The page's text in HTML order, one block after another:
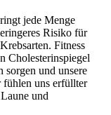
jede Menge
Risiko für
Fitness
Cholesterinspiegel
sorgen und unsere
fühlen uns erfüllter
und